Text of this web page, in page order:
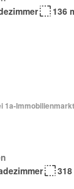
136
1a-Immobilienmarkt
318